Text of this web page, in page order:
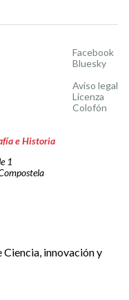
Facebook
Bluesky
Aviso legal
Licenza
Colofón
e Historia
1